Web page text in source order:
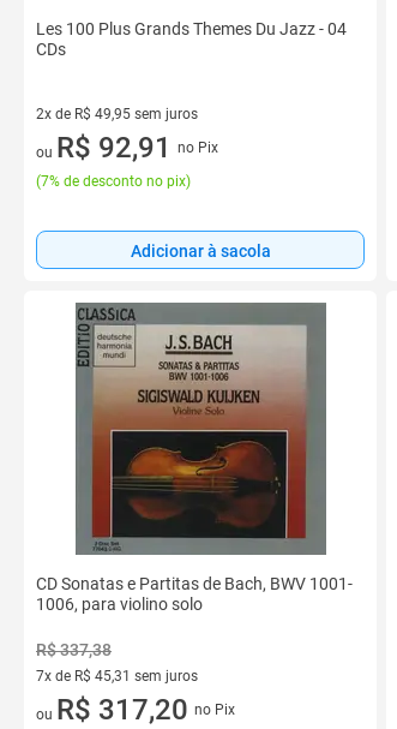
Les 100 Plus Grands Themes Du Jazz - 04
CDs
2x de R$ 49,95 sem juros
2 vez de R$ 49,95 sem juros
ou R$ 92,91
no Pix
(7% de desconto no pix)
Adicionar à sacola
CD Sonatas e Partitas de Bach, BWV 1001-
1006, para violino solo
R$ 337,38
7x de R$ 45,31 sem juros
7 vez de R$ 45,31 sem juros
ou R$ 317,20 no Pix